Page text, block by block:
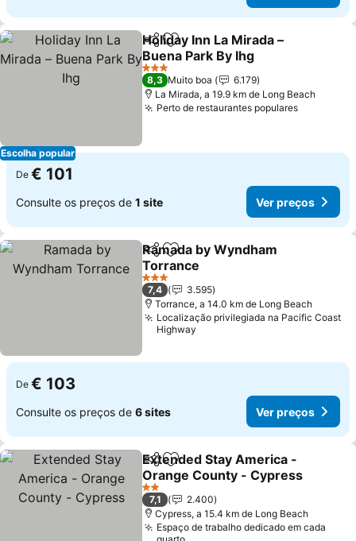
Escolha popular
PartilharAdicionar aos favoritos
Holiday Inn La Mirada –
Buena Park By Ihg
Ver preços
3 Estrelas
8,3 Muito boa
6.179
La Mirada, a 19.9 km de Long Beach
Perto de restaurantes popularesVer
De € 101
Consulte os preços de 1 site Ver preços
PartilharAdicionar aos favoritos
Ramada by Wyndham
Torrance
Ver preços
3 Estrelas
7,4
3.595
Torrance, a 14.0 km de Long Beach
Localização privilegiada na Pacific Coast
Highway
De € 103
Consulte os preços de 6 sites Ver preços
PartilharAdicionar aos favoritos
Extended Stay America -
Orange County - Cypress
Ver preços
2 Estrelas
7,1
2.400
Cypress, a 15.4 km de Long Beach
Espaço de trabalho dedicado em cada